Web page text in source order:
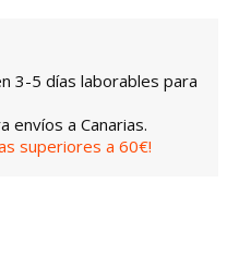
3-5 días laborables para
envíos a Canarias.
superiores a 60€!